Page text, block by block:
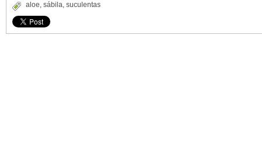
aloe, sábila, suculentas